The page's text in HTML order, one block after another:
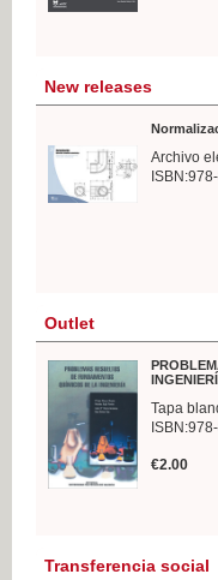
New releases
Archivo
Outlet
Tapa
€2.00
Transferencia social